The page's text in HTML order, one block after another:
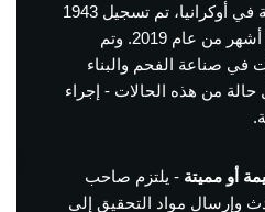
وفقًا لدائرة العمل الحكومية في أوكرانيا، تم تسجيل 1943
حالة إصابات صناعية في 6 أشهر من عام 2019. وتم
في صناعة الفحم والبناء
حالة من هذه الحالات - إجراء
أو مميتة - يلتزم صاحب
وإرسال مواد التحقيق إلى